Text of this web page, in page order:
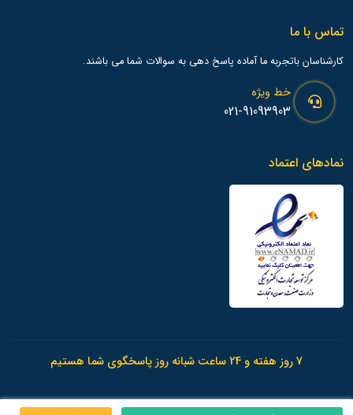
تماس با ما
کارشناسان باتجربه ما آماده پاسخ دهی به سوالات شما می باشند.
خط ویژه
021-91093903
نمادهای اعتماد
7 روز هفته و 24 ساعت شبانه روز پاسخگوی شما هستیم